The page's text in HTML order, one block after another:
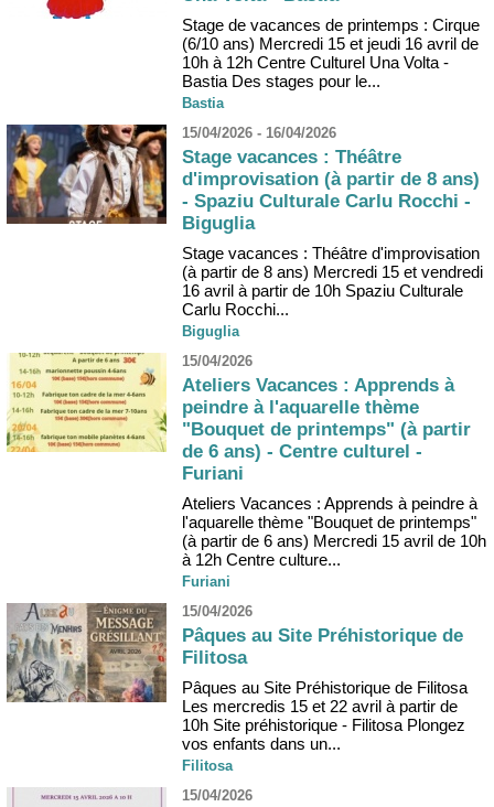
Stage de vacances de printemps : Cirque
(6/10 ans) Mercredi 15 et jeudi 16 avril de
10h à 12h Centre Culturel Una Volta -
Bastia Des stages pour le...
Bastia
15/04/2026 - 16/04/2026
Stage vacances : Théâtre
d'improvisation (à partir de 8 ans)
- Spaziu Culturale Carlu Rocchi -
Biguglia
Stage vacances : Théâtre d'improvisation
(à partir de 8 ans) Mercredi 15 et vendredi
16 avril à partir de 10h Spaziu Culturale
Carlu Rocchi...
Biguglia
15/04/2026
Ateliers Vacances : Apprends à
peindre à l'aquarelle thème
"Bouquet de printemps" (à partir
de 6 ans) - Centre culturel -
Furiani
Ateliers Vacances : Apprends à peindre à
l'aquarelle thème "Bouquet de printemps"
(à partir de 6 ans) Mercredi 15 avril de 10h
à 12h Centre culture...
Furiani
15/04/2026
Pâques au Site Préhistorique de
Filitosa
Pâques au Site Préhistorique de Filitosa
Les mercredis 15 et 22 avril à partir de
10h Site préhistorique - Filitosa Plongez
vos enfants dans un...
Filitosa
15/04/2026